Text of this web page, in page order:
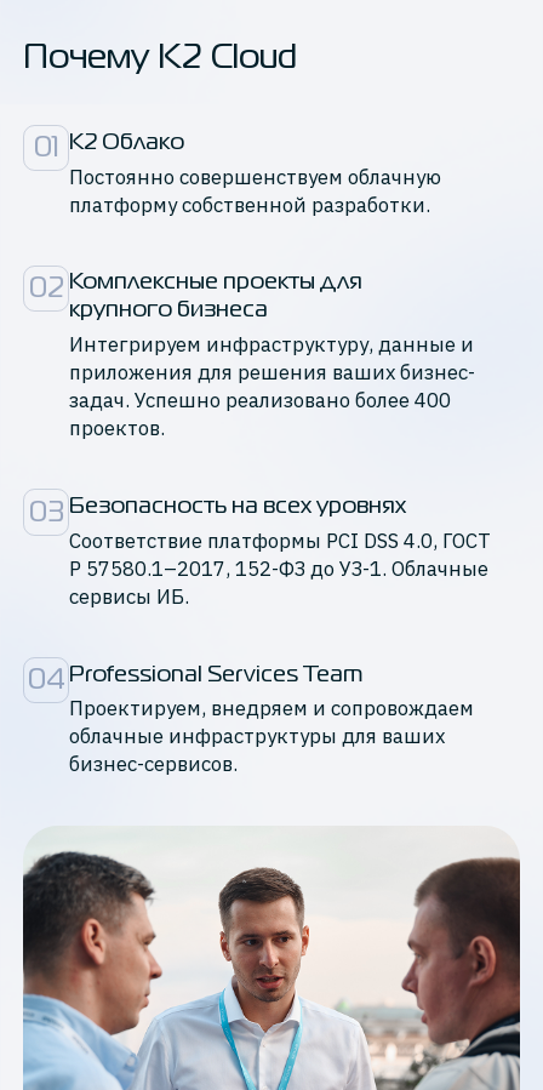
Почему K2 Cloud
01 К2 Облако
Постоянно совершенствуем облачную
платформу собственной разработки.
02 Комплексные проекты для
крупного бизнеса
Интегрируем инфраструктуру, данные и
приложения для решения ваших бизнес-
задач. Успешно реализовано более 400
проектов.
03 Безопасность на всех уровнях
Cоответствие платформы PCI DSS 4.0, ГОСТ
Р 57580.1–2017, 152-ФЗ до УЗ-1. Облачные
сервисы ИБ.
04 Professional Services Team
Проектируем, внедряем и сопровождаем
облачные инфраструктуры для ваших
бизнес-сервисов.